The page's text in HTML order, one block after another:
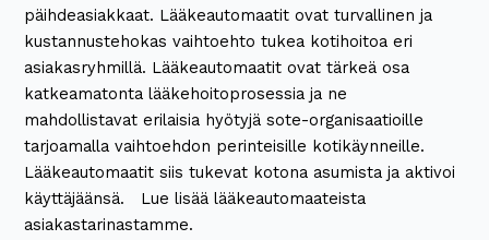
päihdeasiakkaat. Lääkeautomaatit ovat turvallinen ja
kustannustehokas vaihtoehto tukea kotihoitoa eri
asiakasryhmillä. Lääkeautomaatit ovat tärkeä osa
katkeamatonta lääkehoitoprosessia ja ne
mahdollistavat erilaisia hyötyjä sote-organisaatioille
tarjoamalla vaihtoehdon perinteisille kotikäynneille.
Lääkeautomaatit siis tukevat kotona asumista ja aktivoi
käyttäjäänsä. Lue lisää lääkeautomaateista
asiakastarinastamme.